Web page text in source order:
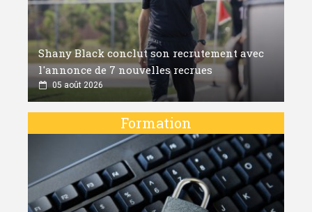
Shany Black conclut son recrutement avec
l'annonce de 7 nouvelles recrues
05 août 2026
Formation